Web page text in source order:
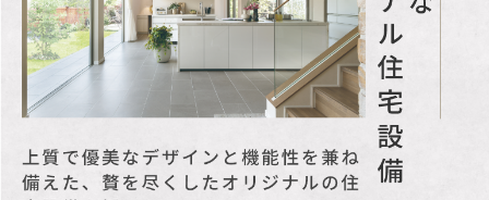
有、 日影制限有、都市再
開発法
その他特記事項
【建築条件付き土地】
土地売買契約から3ヶ月以